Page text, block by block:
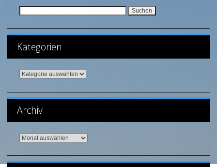
Kategorien
Kategorien
Archiv
Archiv